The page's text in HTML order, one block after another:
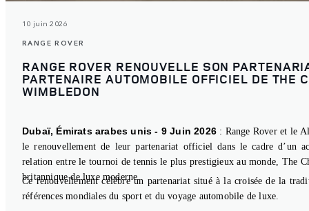
10 juin 2026
RANGE ROVER
RANGE ROVER RENOUVELLE SON
PARTENAIRE AUTOMOBILE OFFICIEL DE THE
WIMBLEDON
Dubaï, Émirats arabes unis - 9 Juin 2026 : Range Rover et le
le renouvellement de leur partenariat officiel dans le cadre d’un
relation entre le tournoi de tennis le plus prestigieux au monde, The
britannique de luxe moderne.
Ce renouvellement célèbre un partenariat situé à la croisée de la
références mondiales du sport et du voyage automobile de luxe.